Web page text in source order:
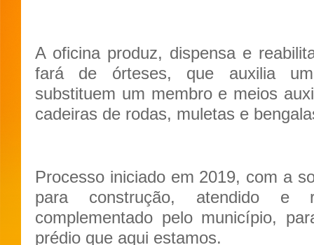
A oficina produz, dispensa e
fará de órteses, que auxilia
substituem um membro e meios
cadeiras de rodas, muletas e
Processo iniciado em 2019, com a
para construção, atendido e
complementado pelo município,
prédio que aqui estamos.